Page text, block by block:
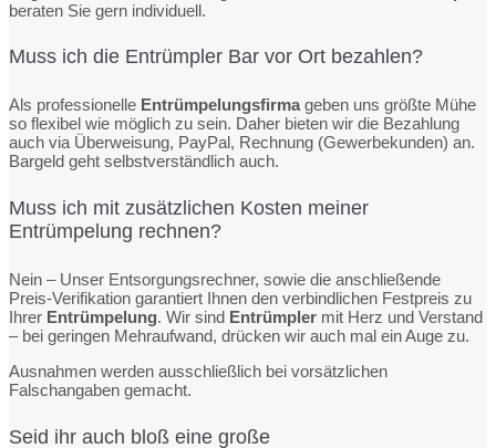
beraten Sie gern individuell.
Muss ich die Entrümpler Bar vor Ort bezahlen?
Als professionelle Entrümpelungsfirmageben uns größte Mühe
so flexibel wie möglich zu sein. Daher bieten wir die Bezahlung
auch via Überweisung, PayPal, Rechnung (Gewerbekunden) an.
Bargeld geht selbstverständlich auch.
Muss ich mit zusätzlichen Kosten meiner
Entrümpelung rechnen?
Nein – Unser Entsorgungsrechner, sowie die anschließende
Preis-Verifikation garantiert Ihnen den verbindlichen Festpreis zu
Ihrer Entrümpelung. Wir sind Entrümpler mit Herz und Verstand
– bei geringen Mehraufwand, drücken wir auch mal ein Auge zu.
Ausnahmen werden ausschließlich bei vorsätzlichen
Falschangaben gemacht.
Seid ihr auch bloß eine große